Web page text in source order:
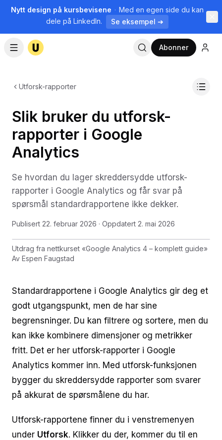
Nytt design på kursbevisene · Med en egen side du kan
dele på LinkedIn.
Se eksempel ➔
Abonner
Utforsk-rapporter
Slik bruker du utforsk-
rapporter i Google
Analytics
Se hvordan du lager skreddersydde utforsk-
rapporter i Google Analytics og får svar på
spørsmål standardrapportene ikke dekker.
Publisert 22. februar 2026 · Oppdatert 2. mai 2026
Utdrag fra nettkurset «Google Analytics 4 – komplett guide»
Av Espen Faugstad
Standardrapportene i Google Analytics gir deg et
godt utgangspunkt, men de har sine
begrensninger. Du kan filtrere og sortere, men du
kan ikke kombinere dimensjoner og metrikker
fritt. Det er her utforsk-rapporter i Google
Analytics kommer inn. Med utforsk-funksjonen
bygger du skreddersydde rapporter som svarer
på akkurat de spørsmålene du har.
Utforsk-rapportene finner du i venstremenyen
under Utforsk. Klikker du der, kommer du til en